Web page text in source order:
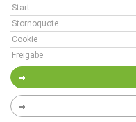
Start
Stornoquote
Cookie
Freigabe